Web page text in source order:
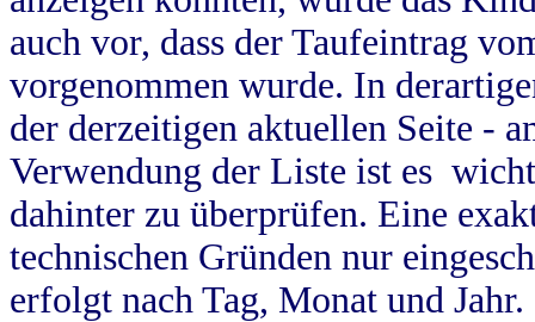
auch vor, dass der Taufeintrag
vorgenommen wurde. In
der derzeitigen aktuellen Seite -
Verwendung der Liste ist es
dahinter zu überprüfen. Eine
technischen Gründen nur
erfolgt nach Tag, Monat und Jahr.